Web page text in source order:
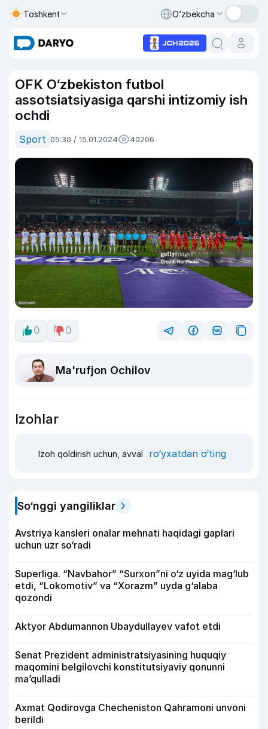
Toshkent O‘zbekcha
OFK O‘zbekiston futbol
assotsiatsiyasiga qarshi intizomiy ish
ochdi
Sport 05:30 / 15.01.2024 40206
0 0
Ma'rufjon Ochilov
Izohlar
Izoh qoldirish uchun, avval ro‘yxatdan o‘ting
So‘nggi yangiliklar
Avstriya kansleri onalar mehnati haqidagi gaplari
uchun uzr so‘radi
Superliga. “Navbahor” “Surxon”ni o‘z uyida mag‘lub
etdi, “Lokomotiv” va “Xorazm” uyda g‘alaba
qozondi
Aktyor Abdu­mannon Ubaydullayev vafot etdi
Senat Prezident administratsiyasining huquqiy
maqomini belgilovchi konstitutsiyaviy qonunni
ma’qulladi
Axmat Qodirovga Checheniston Qahramoni unvoni
berildi